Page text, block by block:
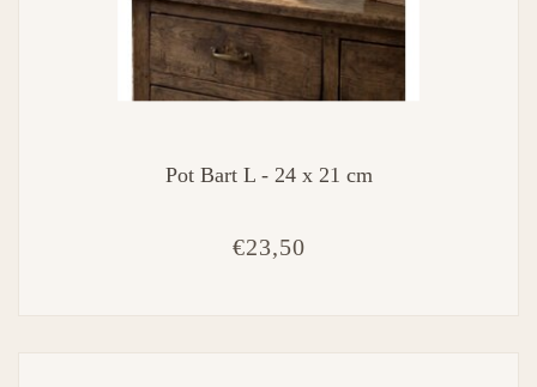
Pot Bart L - 24 x 21 cm
€23,50